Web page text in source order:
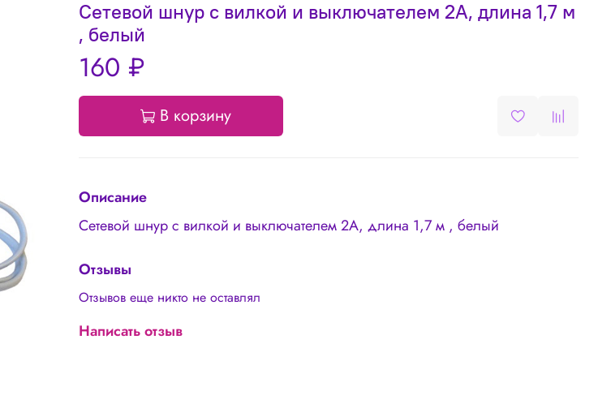
Сетевой шнур с вилкой и выключателем 2А, длина 1,7 м
, белый
160 ₽
В корзину
Описание
Сетевой шнур с вилкой и выключателем 2А, длина 1,7 м , белый
Отзывы
Отзывов еще никто не оставлял
Написать отзыв